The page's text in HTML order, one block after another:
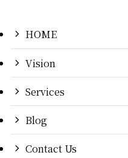
HOME
Vision
Services
Blog
Contact Us